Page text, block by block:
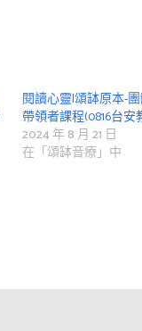
閱讀心靈|頌缽原本-
帶領者課程(0816台安
2024 年 8 月 21 日
在「頌缽音療」中